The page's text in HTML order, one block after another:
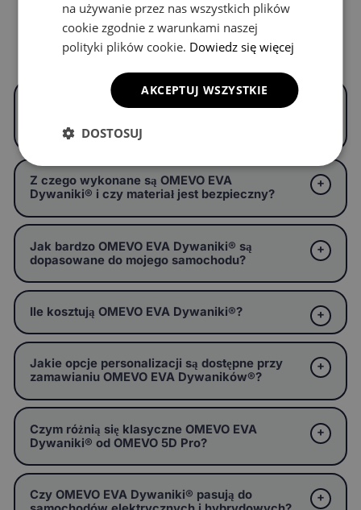
Częste pytania
Czym są OMEVO EVA Dywaniki® i czym
samochodowych?
Z czego wykonane są OMEVO EVA
Dywaniki® i czy materiał jest bezpieczny?
Jak bardzo OMEVO EVA Dywaniki® są
dopasowane do mojego samochodu?
Ile kosztują OMEVO EVA Dywaniki®?
Jakie opcje personalizacji są dostępne przy
zamawianiu OMEVO EVA Dywaników®?
Czym różnią się klasyczne OMEVO EVA
Dywaniki® od OMEVO 5D Pro?
Czy OMEVO EVA Dywaniki® pasują do
na używanie przez nas wszystkich plików
cookie zgodnie z warunkami naszej
polityki plików cookie. Dowiedz się więcej
AKCEPTUJ WSZYSTKIE
DOSTOSUJ